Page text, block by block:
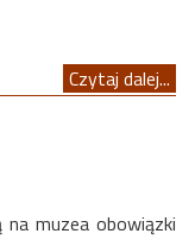
Czytaj dalej...
na muzea obowiązki